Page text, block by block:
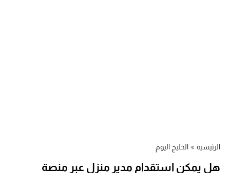
الرئيسية » الخليج اليوم
هل يمكن استقدام مدير منزل عبر منصة